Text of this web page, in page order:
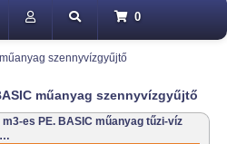
0
szennyvízgyűjtő
műanyag szennyvízgyűjtő
m3-es PE. BASIC műanyag tűzi-víz